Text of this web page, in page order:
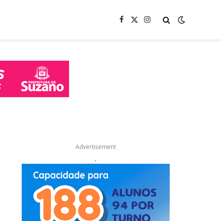
Facebook
X
Instagram
Advertisement
.